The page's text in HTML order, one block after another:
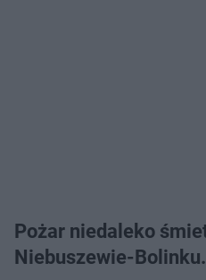
Pożar niedaleko
Niebuszewie-